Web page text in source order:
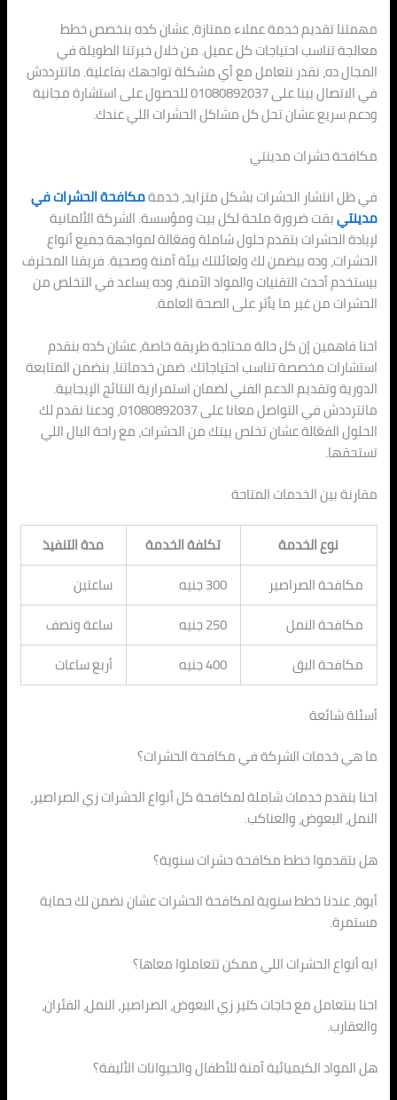
مهمتنا تقديم خدمة عملاء ممتازة، عشان كده بنخصص خطط
معالجة تناسب احتياجات كل عميل. من خلال خبرتنا الطويلة في
المجال ده، نقدر نتعامل مع أي مشكلة تواجهك بفاعلية. ماتترددش
في الاتصال بينا على 01080892037 للحصول على استشارة مجانية
ودعم سريع عشان تحل كل مشاكل الحشرات اللي عندك.
مكافحة حشرات مدينتي
في ظل انتشار الحشرات بشكل متزايد، خدمةمكافحة الحشرات في
مدينتيبقت ضرورة ملحة لكل بيت ومؤسسة. الشركة الألمانية
لإبادة الحشرات بتقدم حلول شاملة وفعّالة لمواجهة جميع أنواع
الحشرات، وده بيضمن لك ولعائلتك بيئة آمنة وصحية. فريقنا المحترف
بيستخدم أحدث التقنيات والمواد الآمنة، وده يساعد في التخلص من
الحشرات من غير ما يأثر على الصحة العامة.
احنا فاهمين إن كل حالة محتاجة طريقة خاصة، عشان كده بنقدم
استشارات مخصصة تناسب احتياجاتك. ضمن خدماتنا، بنضمن المتابعة
الدورية وتقديم الدعم الفني لضمان استمرارية النتائج الإيجابية.
ماتترددش في التواصل معانا على 01080892037، ودعنا نقدم لك
الحلول الفعّالة عشان تخلص بيتك من الحشرات، مع راحة البال اللي
تستحقها.
مقارنة بين الخدمات المتاحة
نوع الخدمة تكلفة الخدمة
مدة التنفيذ
مكافحة الصراصير
300 جنيه
ساعتين
مكافحة النمل
250 جنيه
ساعة ونصف
مكافحة البق
400 جنيه أربع ساعات
أسئلة شائعة
ما هي خدمات الشركة في مكافحة الحشرات؟
احنا بنقدم خدمات شاملة لمكافحة كل أنواع الحشرات زي الصراصير،
النمل، البعوض، والعناكب.
هل بتقدموا خطط مكافحة حشرات سنوية؟
أيوة، عندنا خطط سنوية لمكافحة الحشرات عشان نضمن لك حماية
مستمرة.
ايه أنواع الحشرات اللي ممكن تتعاملوا معاها؟
احنا بنتعامل مع حاجات كتير زي البعوض، الصراصير، النمل، الفئران،
والعقارب.
هل المواد الكيميائية آمنة للأطفال والحيوانات الأليفة؟